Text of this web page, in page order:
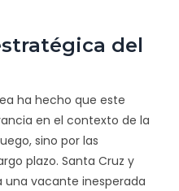
del
ha hecho que este
en el contexto de la
sino por las
plazo. Santa Cruz y
una vacante inesperada